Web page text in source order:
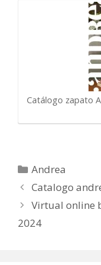
Catálogo zapato
Categorías
Andrea
Catalogo
Virtual online
2024